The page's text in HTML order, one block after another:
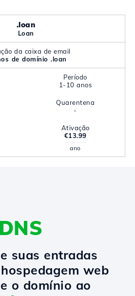
.loan
Loan
da caixa de email
de domínio .loan
Período
1-10 anos
Quarentena
-
Ativação
€13.99
ano
DNS
suas entradas
web
o domínio ao